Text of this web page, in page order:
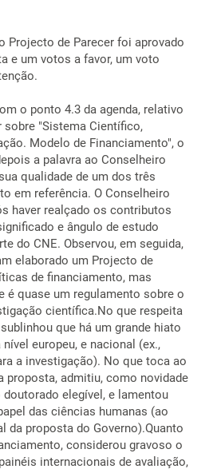
Projecto de Parecer foi aprovado
e um votos a favor, um voto
o ponto 4.3 da agenda, relativo
sobre "Sistema Científico,
Modelo de Financiamento", o
a palavra ao Conselheiro
qualidade de um dos três
em referência. O Conselheiro
haver realçado os contributos
e ângulo de estudo
do CNE. Observou, em seguida,
elaborado um Projecto de
de financiamento, mas
é quase um regulamento sobre o
científica.No que respeita
que há um grande hiato
europeu, e nacional (ex.,
a investigação). No que toca ao
proposta, admitiu, como novidade
elegível, e lamentou
das ciências humanas (ao
da proposta do Governo).Quanto
considerou gravoso o
internacionais de avaliação,